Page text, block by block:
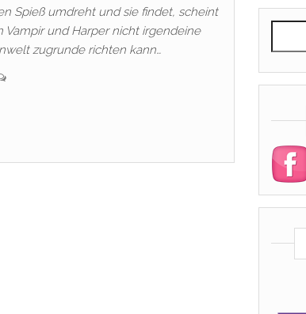
Spieß umdreht und sie findet, scheint
und Harper nicht irgendeine
zugrunde richten kann…